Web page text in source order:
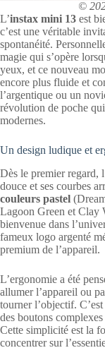
©
L’instax mini 13 est
c’est une véritable
spontanéité.
magie qui s’opère
yeux, et ce nouveau
encore plus fluide et
l’argentique ou un
révolution de poche
modernes.
Un design ludique et
Dès le premier regard,
douce et ses courbes
couleurs pastel
Lagoon Green et Clay
bienvenue dans
fameux logo argenté
premium de l’appareil.
L’ergonomie a été
allumer l’appareil ou
tourner l’objectif.
des boutons
Cette simplicité est la
concentrer sur